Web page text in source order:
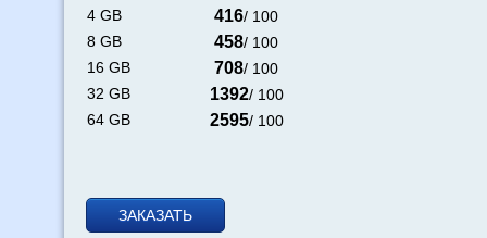
4 GB
416/ 100
8 GB
458/ 100
16 GB
708/ 100
32 GB
1392/ 100
64 GB
2595/ 100
ЗАКАЗАТЬ